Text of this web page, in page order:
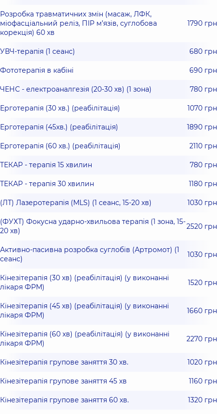
Розробка травматичних змін (масаж, ЛФК,
міофасціальний реліз, ПІР м’язів, суглобова
корекція) 60 хв
1790 грн
УВЧ-терапія (1 сеанс) 680 грн
Фототерапія в кабіні 690 грн
ЧЕНС - електроаналгезія (20-30 хв) (1 зона) 780 грн
Ерготерапія (30 хв.) (реабілітація) 1070 грн
Ерготерапія (45хв.) (реабілітація) 1890 грн
Ерготерапія (60 хв.) (реабілітація) 2110 грн
ТЕКАР - терапія 15 хвилин 780 грн
ТЕКАР - терапія 30 хвилин 1180 грн
(ЛТ) Лазеротерапія (MLS) (1 сеанс, 15-20 хв) 1030 грн
(ФУХТ) Фокусна ударно-хвильова терапія (1 зона, 15-
20 хв)
2520 грн
Активно-пасивна розробка суглобів (Артромот) (1
сеанс)
1030 грн
Кінезітерапія (30 хв) (реабілітація) (у виконанні
лікаря ФРМ)
1520 грн
Кінезітерапія (45 хв) (реабілітація) (у виконанні
лікаря ФРМ)
1660 грн
Кінезітерапія (60 хв) (реабілітація) (у виконанні
лікаря ФРМ)
2270 грн
Кінезітерапія групове заняття 30 хв. 1020 грн
Кінезітерапія групове заняття 45 хв 1160 грн
Кінезітерапія групове заняття 60 хв. 1320 грн